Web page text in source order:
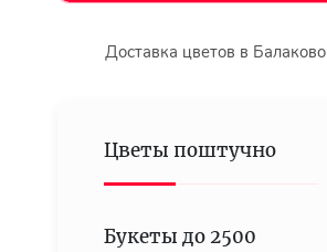
Доставка цветов в Балаково
Цветы поштучно
Букеты до 2500